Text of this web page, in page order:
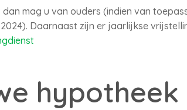
dan mag u van ouders (indien van
Daarnaast zijn er jaarlijkse
hypotheek